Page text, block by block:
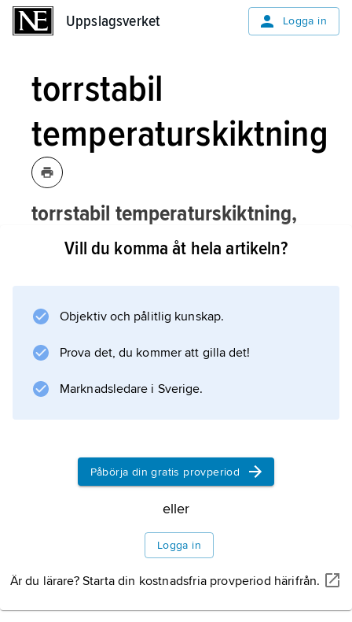
Uppslagsverket Logga in
torrstabil
temperaturskiktning
torrstabil temperaturskiktning,
skiktning i atmosfären där temperaturen
avtar mindre med höjden än om
råder, dvs. mindre än 1 °C per 100 m.
Information om artikeln
Vill du komma åt hela artikeln?
Objektiv och pålitlig kunskap.
Prova det, du kommer att gilla det!
Marknadsledare i Sverige.
Påbörja din gratis provperiod
eller
Logga in
Är du lärare? Starta din kostnadsfria provperiod härifrån.